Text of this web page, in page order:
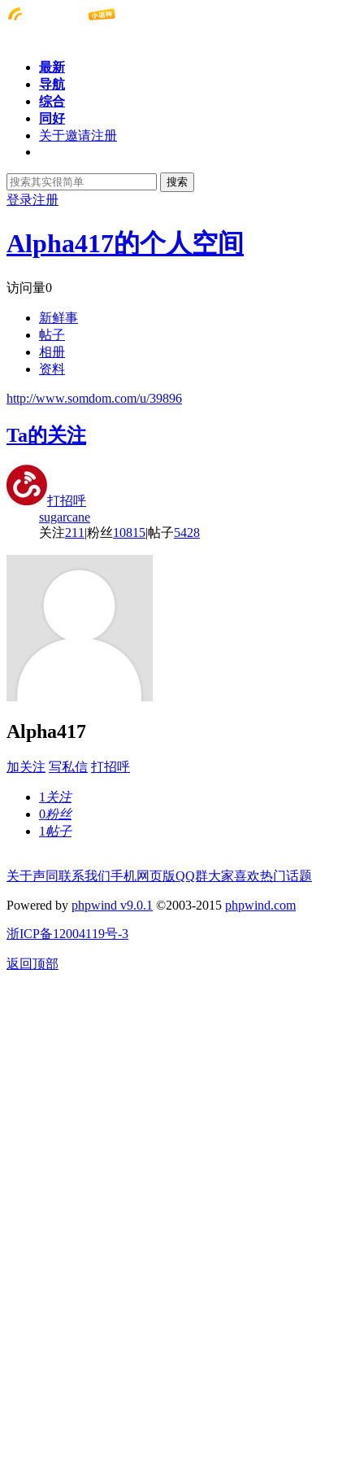
最新
导航
综合
同好
关于邀请注册
搜索
登录注册
Alpha417的个人空间
访问量0
新鲜事
帖子
相册
资料
http://www.somdom.com/u/39896
Ta的关注
打招呼
sugarcane
关注211 |粉丝10815|帖子5428
Alpha417
加关注 写私信 打招呼
1 关注
0粉丝
1 帖子
关于声同联系我们手机网页版QQ群大家喜欢热门话题
Powered by phpwind v9.0.1 ©2003-2015 phpwind.com
浙ICP备12004119号-3
返回顶部